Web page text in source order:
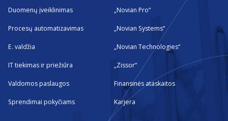
Duomenų įveiklinimas
Procesų automatizavimas
E. valdžia
IT tiekimas ir priežiūra
Valdomos paslaugos
Sprendimai pokyčiams
„Novian Pro“
„Novian Systems“
„Novian Technologies“
„Zissor“
Finansinės ataskaitos
Karjera